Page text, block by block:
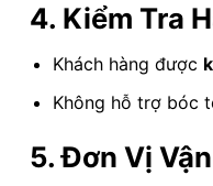
4. Kiểm Tra
Khách hàng được
Không hỗ trợ bóc
5. Đơn Vị